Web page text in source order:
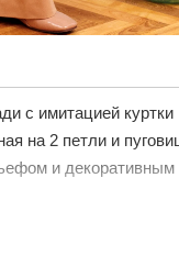
с имитацией куртки
на 2 петли и
и декоративным